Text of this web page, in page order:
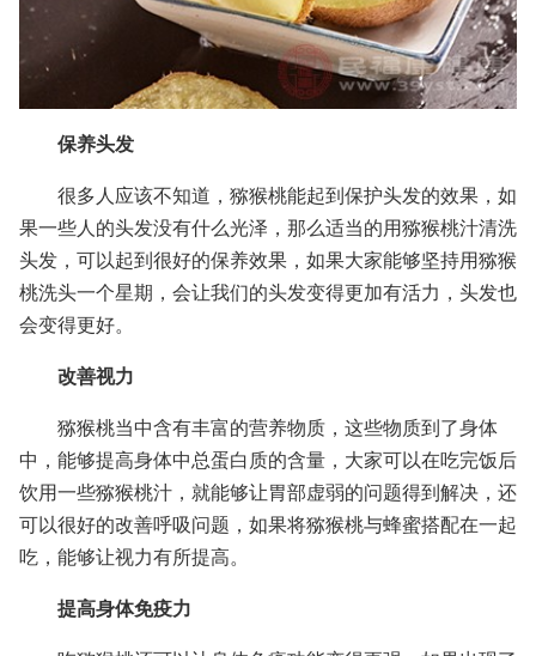
保养头发
很多人应该不知道，猕猴桃能起到保护头发的效果，如
果一些人的头发没有什么光泽，那么适当的用猕猴桃汁清洗
头发，可以起到很好的保养效果，如果大家能够坚持用猕猴
桃洗头一个星期，会让我们的头发变得更加有活力，头发也
会变得更好。
改善视力
猕猴桃当中含有丰富的营养物质，这些物质到了身体
中，能够提高身体中总蛋白质的含量，大家可以在吃完饭后
饮用一些猕猴桃汁，就能够让胃部虚弱的问题得到解决，还
可以很好的改善呼吸问题，如果将猕猴桃与蜂蜜搭配在一起
吃，能够让视力有所提高。
提高身体免疫力